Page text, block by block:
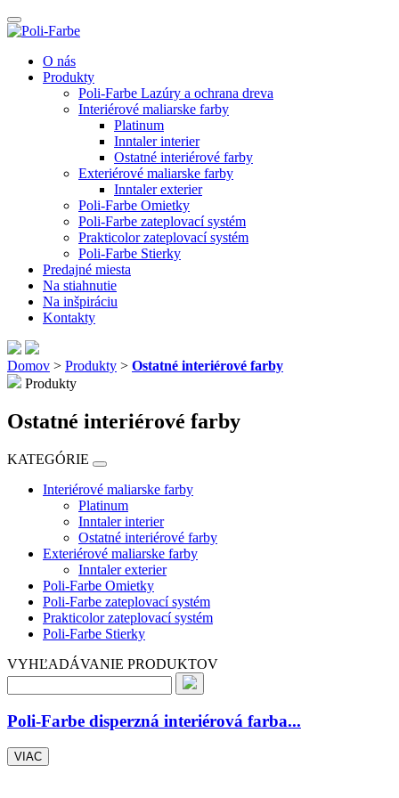
O nás
Produkty
Poli-Farbe Lazúry a ochrana dreva
Interiérové maliarske farby
Platinum
Inntaler interier
Ostatné interiérové farby
Exteriérové maliarske farby
Inntaler exterier
Poli-Farbe Omietky
Poli-Farbe zateplovací systém
Prakticolor zateplovací systém
Poli-Farbe Stierky
Predajné miesta
Na stiahnutie
Na inšpiráciu
Kontakty
Domov > Produkty > Ostatné interiérové farby
Produkty
Ostatné interiérové farby
KATEGÓRIE
Interiérové maliarske farby
Platinum
Inntaler interier
Ostatné interiérové farby
Exteriérové maliarske farby
Inntaler exterier
Poli-Farbe Omietky
Poli-Farbe zateplovací systém
Prakticolor zateplovací systém
Poli-Farbe Stierky
VYHĽADÁVANIE PRODUKTOV
Poli-Farbe disperzná interiérová farba...
VIAC